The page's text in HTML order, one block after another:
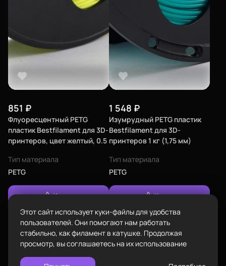
851 ₽
Флуоресцентный PETG
пластик Bestfilament для 3D-
принтеров, цвет желтый, 0.5
Тип материала
PETG
Купить
1 548 ₽
Изумрудный PETG пластик
Bestfilament для 3D-
принтеров 1 кг (1,75 мм)
Тип материала
PETG
Купить
Каталог
Пластик BestFilament
Сопутствующие товары
Комплектующие
Подарочные сертификаты
Город
Екатеринбург изменить
Телефон
8-800-234-47-78 позвонить
Адрес
ул.Проезжая дом 9а
проложить
маршрут
Режим работы
Пн-Вс с 10:00 до 18:00
Задать вопрос
info@bestfilament.ru написать
Политика конфиденциальности
Этот сайт использует куки-файлы для удобства
пользователей. Они помогают нам работать
стабильно, как филамент в катушке. Продолжая
просмотр, вы соглашаетесь на их использование